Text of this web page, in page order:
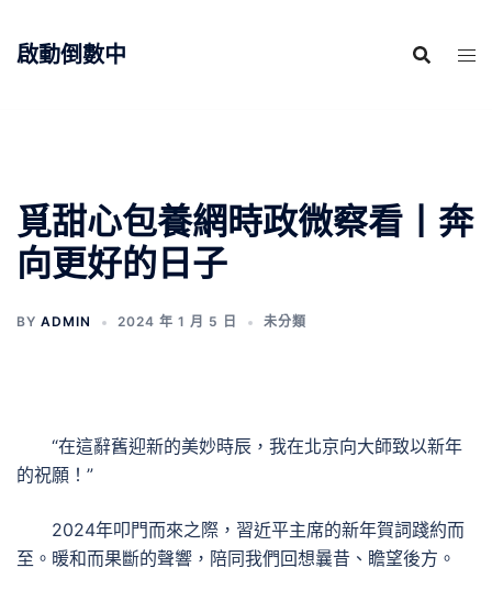
啟動倒數中
覓甜心包養網時政微察看丨奔
向更好的日子
BY ADMIN 2024 年 1 月 5 日 未分類
“在這辭舊迎新的美妙時辰，我在北京向大師致以新年
的祝願！”
2024年叩門而來之際，習近平主席的新年賀詞踐約而
至。暖和而果斷的聲響，陪同我們回想曩昔、瞻望後方。